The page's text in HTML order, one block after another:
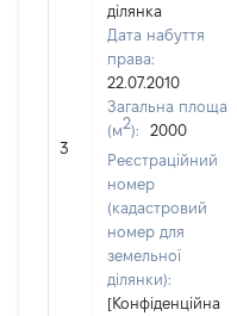
3
ділянка
Дата набуття
права:
22.07.2010
Загальна площа
(м2):
2000
Реєстраційний
номер
(кадастровий
номер для
земельної
ділянки):
[Конфіденційна